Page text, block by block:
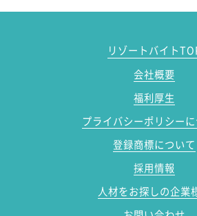
リゾートバイト
会社概要
福利厚生
プライバシーポリシー
登録商標について
採用情報
人材をお探しの企業